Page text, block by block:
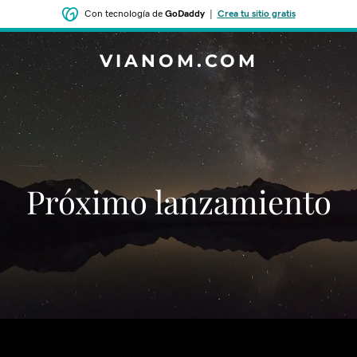
Con tecnología de GoDaddy| Crea tu sitio gratis
VIANOM.COM
‌‌Próximo lanzamiento